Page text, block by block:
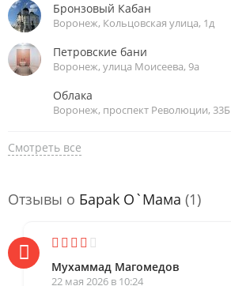
Бронзовый Кабан
Воронеж, Кольцовская улица, 1д
Петровские бани
Воронеж, улица Моисеева, 9а
Облака
Воронеж, проспект Революции, 33Б
Смотреть все
Отзывы о Барak О`Мaмa (1)
Мухаммад Магомедов
22 мая 2026 в 10:24